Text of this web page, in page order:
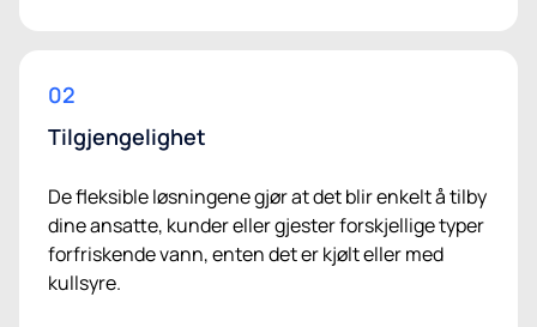
02
Tilgjengelighet
De fleksible løsningene gjør at det blir enkelt å tilby
dine ansatte, kunder eller gjester forskjellige typer
forfriskende vann, enten det er kjølt eller med
kullsyre.